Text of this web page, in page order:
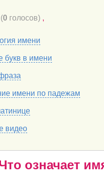
(0 голосов) ,
имени
букв в имени
имени по падежам
видео
означает